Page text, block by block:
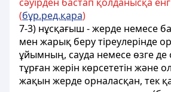
(бұр.ред.қара)
7-3) нұсқағыш - жерде немесе
мен жарық беру тіреулерінде
ұйымның, сауда немесе өзге де
тұрған жерін көрсететін және
жақын жерде орналасқан, тек